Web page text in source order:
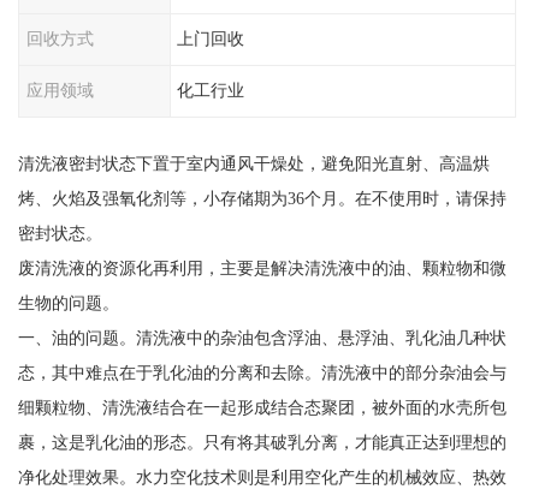
回收方式 上门回收
应用领域 化工行业
清洗液密封状态下置于室内通风干燥处，避免阳光直射、高温烘
烤、火焰及强氧化剂等，小存储期为36个月。在不使用时，请保持
密封状态。
废清洗液的资源化再利用，主要是解决清洗液中的油、颗粒物和微
生物的问题。
一、油的问题。清洗液中的杂油包含浮油、悬浮油、乳化油几种状
态，其中难点在于乳化油的分离和去除。清洗液中的部分杂油会与
细颗粒物、清洗液结合在一起形成结合态聚团，被外面的水壳所包
裹，这是乳化油的形态。只有将其破乳分离，才能真正达到理想的
净化处理效果。水力空化技术则是利用空化产生的机械效应、热效